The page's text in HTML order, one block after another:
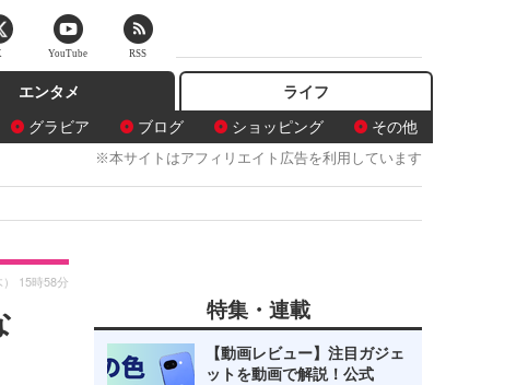
エンタメ
グラビア ブログ ショッピング その他
ライフ
※本サイトはアフィリエイト広告を利用しています
15時58分
特集・連載
【動画レビュー】注目ガジェ
ットを動画で解説！公式
YouTube RSS